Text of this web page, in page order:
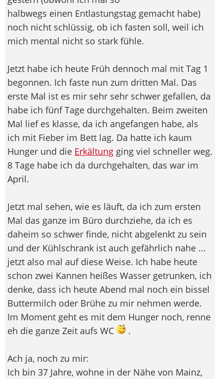
halbwegs einen Entlastungstag gemacht habe)
noch nicht schlüssig, ob ich fasten soll, weil ich
mich mental nicht so stark fühle.
Jetzt habe ich heute Früh dennoch mal mit Tag 1
begonnen. Ich faste nun zum dritten Mal. Das
erste Mal ist es mir sehr sehr schwer gefallen, da
habe ich fünf Tage durchgehalten. Beim zweiten
Mal lief es klasse, da ich angefangen habe, als
ich mit Fieber im Bett lag. Da hatte ich kaum
Hunger und die Erkältung ging viel schneller weg.
8 Tage habe ich da durchgehalten, das war im
April.
Jetzt mal sehen, wie es läuft, da ich zum ersten
Mal das ganze im Büro durchziehe, da ich es
daheim so schwer finde, nicht abgelenkt zu sein
und der Kühlschrank ist auch gefährlich nahe ...
jetzt also mal auf diese Weise. Ich habe heute
schon zwei Kannen heißes Wasser getrunken, ich
denke, dass ich heute Abend mal noch ein bissel
Buttermilch oder Brühe zu mir nehmen werde.
Im Moment geht es mit dem Hunger noch, renne
eh die ganze Zeit aufs WC
.
Ach ja, noch zu mir:
Ich bin 37 Jahre, wohne in der Nähe von Mainz,